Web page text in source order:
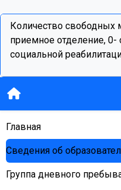
Количество свободных
приемное отделение, 0-
социальной
Главная
Сведения об
Группа дневного